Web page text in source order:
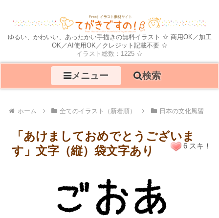
ゆるい、かわいい、あったかい手描きの無料イラスト ☆ 商用OK／加工
OK／AI使用OK／クレジット記載不要 ☆
イラスト総数：1225 ☆
メニュー 検索
ホーム 全てのイラスト（新着順） 日本の文化風習
「あけましておめでとうございま
す」文字（縦）袋文字あり
6 スキ！